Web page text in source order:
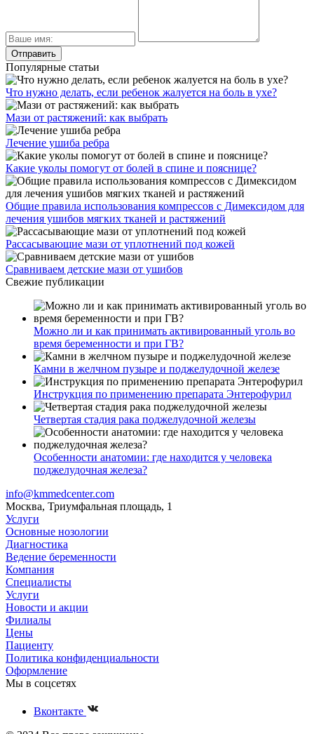
Популярные статьи
Что нужно делать, если ребенок жалуется на боль в ухе?
Мази от растяжений: как выбрать
Лечение ушиба ребра
Какие уколы помогут от болей в спине и пояснице?
Общие правила использования компрессов с Димексидом для
лечения ушибов мягких тканей и растяжений
Рассасывающие мази от уплотнений под кожей
Сравниваем детские мази от ушибов
Свежие публикации
Можно ли и как принимать активированный уголь во
время беременности и при ГВ?
Камни в желчном пузыре и поджелудочной железе
Инструкция по применению препарата Энтерофурил
Четвертая стадия рака поджелудочной железы
Особенности анатомии: где находится у человека
поджелудочная железа?
info@kmmedcenter.com
Москва, Триумфальная площадь, 1
Услуги
Основные нозологии
Диагностика
Ведение беременности
Компания
Специалисты
Услуги
Новости и акции
Филиалы
Цены
Пациенту
Политика конфиденциальности
Оформление
Мы в соцсетях
Вконтакте